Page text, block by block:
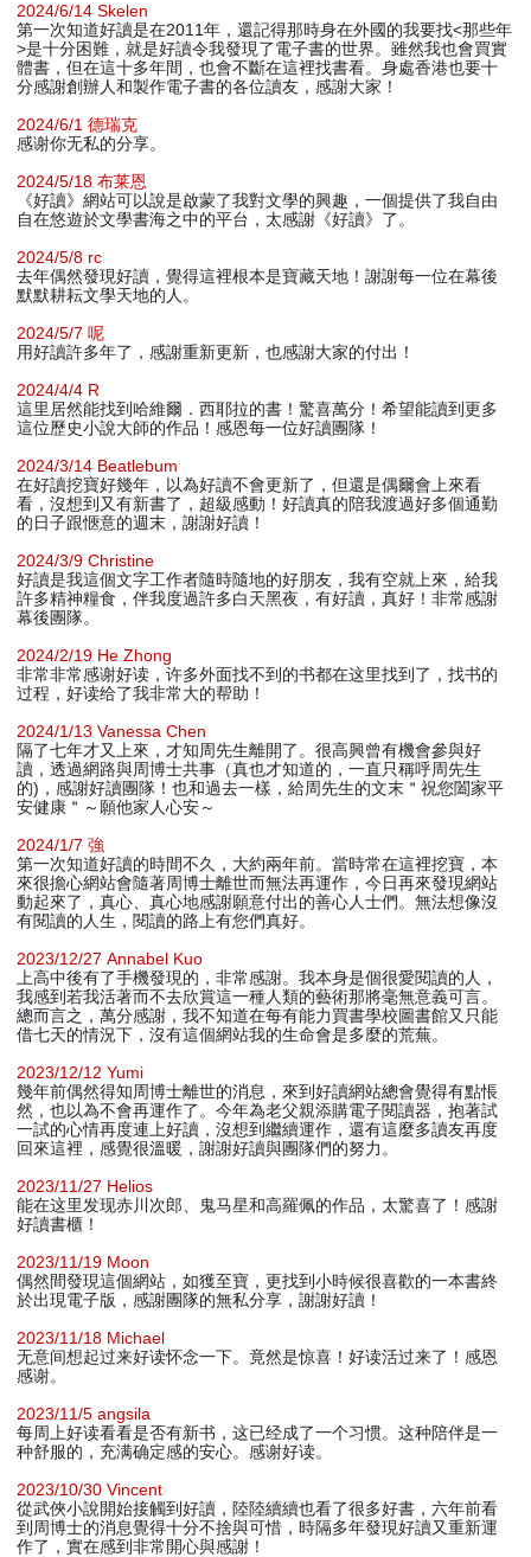
2024/6/14 Skelen
第一次知道好讀是在2011年，還記得那時身在外國的我要找<那些年
>是十分困難，就是好讀令我發現了電子書的世界。雖然我也會買實
體書，但在這十多年間，也會不斷在這裡找書看。身處香港也要十
分感謝創辦人和製作電子書的各位讀友，感謝大家！
2024/6/1 德瑞克
感谢你无私的分享。
2024/5/18 布莱恩
《好讀》網站可以說是啟蒙了我對文學的興趣，一個提供了我自由
自在悠遊於文學書海之中的平台，太感謝《好讀》了。
2024/5/8 rc
去年偶然發現好讀，覺得這裡根本是寶藏天地！謝謝每一位在幕後
默默耕耘文學天地的人。
2024/5/7 呢
用好讀許多年了，感謝重新更新，也感謝大家的付出！
2024/4/4 R
這里居然能找到哈維爾．西耶拉的書！驚喜萬分！希望能讀到更多
這位歷史小說大師的作品！感恩每一位好讀團隊！
2024/3/14 Beatlebum
在好讀挖寶好幾年，以為好讀不會更新了，但還是偶爾會上來看
看，沒想到又有新書了，超級感動！好讀真的陪我渡過好多個通勤
的日子跟愜意的週末，謝謝好讀！
2024/3/9 Christine
好讀是我這個文字工作者隨時隨地的好朋友，我有空就上來，給我
許多精神糧食，伴我度過許多白天黑夜，有好讀，真好！非常感謝
幕後團隊。
2024/2/19 He Zhong
非常非常感谢好读，许多外面找不到的书都在这里找到了，找书的
过程，好读给了我非常大的帮助！
2024/1/13 Vanessa Chen
隔了七年才又上來，才知周先生離開了。很高興曾有機會參與好
讀，透過網路與周博士共事（真也才知道的，一直只稱呼周先生
的)，感謝好讀團隊！也和過去一樣，給周先生的文末＂祝您闔家平
安健康＂～願他家人心安～
2024/1/7 強
第一次知道好讀的時間不久，大約兩年前。當時常在這裡挖寶，本
來很擔心網站會隨著周博士離世而無法再運作，今日再來發現網站
動起來了，真心、真心地感謝願意付出的善心人士們。無法想像沒
有閱讀的人生，閱讀的路上有您們真好。
2023/12/27 Annabel Kuo
上高中後有了手機發現的，非常感謝。我本身是個很愛閱讀的人，
我感到若我活著而不去欣賞這一種人類的藝術那將毫無意義可言。
總而言之，萬分感謝，我不知道在每有能力買書學校圖書館又只能
借七天的情況下，沒有這個網站我的生命會是多麼的荒蕪。
2023/12/12 Yumi
幾年前偶然得知周博士離世的消息，來到好讀網站總會覺得有點悵
然，也以為不會再運作了。今年為老父親添購電子閱讀器，抱著試
一試的心情再度連上好讀，沒想到繼續運作，還有這麼多讀友再度
回來這裡，感覺很溫暖，謝謝好讀與團隊們的努力。
2023/11/27 Helios
能在这里发现赤川次郎、鬼马星和高羅佩的作品，太驚喜了！感謝
好讀書櫃！
2023/11/19 Moon
偶然間發現這個網站，如獲至寶，更找到小時候很喜歡的一本書終
於出現電子版，感謝團隊的無私分享，謝謝好讀！
2023/11/18 Michael
无意间想起过来好读怀念一下。竟然是惊喜！好读活过来了！感恩
感谢。
2023/11/5 angsila
每周上好读看看是否有新书，这已经成了一个习惯。这种陪伴是一
种舒服的，充满确定感的安心。感谢好读。
2023/10/30 Vincent
從武俠小說開始接觸到好讀，陸陸續續也看了很多好書，六年前看
到周博士的消息覺得十分不捨與可惜，時隔多年發現好讀又重新運
作了，實在感到非常開心與感謝！